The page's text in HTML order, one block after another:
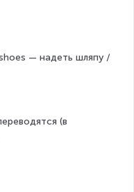
— надеть шляпу /
(в